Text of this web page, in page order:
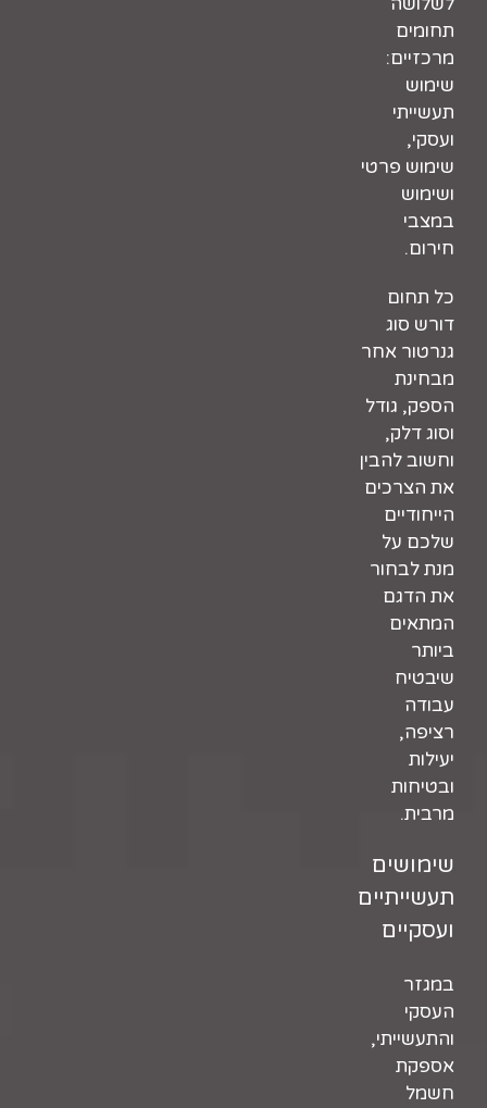
תחומים
מרכזיים:
שימוש
תעשייתי
ועסקי,
שימוש פרטי
ושימוש
במצבי
חירום.
כל תחום
דורש סוג
גנרטור אחר
מבחינת
הספק, גודל
וסוג דלק,
וחשוב להבין
את הצרכים
הייחודיים
שלכם על
מנת לבחור
את הדגם
המתאים
ביותר
שיבטיח
עבודה
רציפה,
יעילות
ובטיחות
מרבית.
שימושים
תעשייתיים
ועסקיים
במגזר
העסקי
והתעשייתי,
אספקת
חשמל